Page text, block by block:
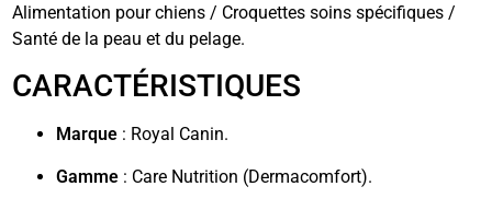
Alimentation pour chiens / Croquettes soins spécifiques /
Santé de la peau et du pelage.
CARACTÉRISTIQUES
Marque : Royal Canin.
Gamme : Care Nutrition (Dermacomfort).